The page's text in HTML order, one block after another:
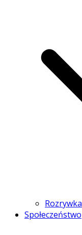
Rozrywka
Społeczeństwo